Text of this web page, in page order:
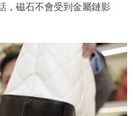
，磁石不會受到金屬鏈影